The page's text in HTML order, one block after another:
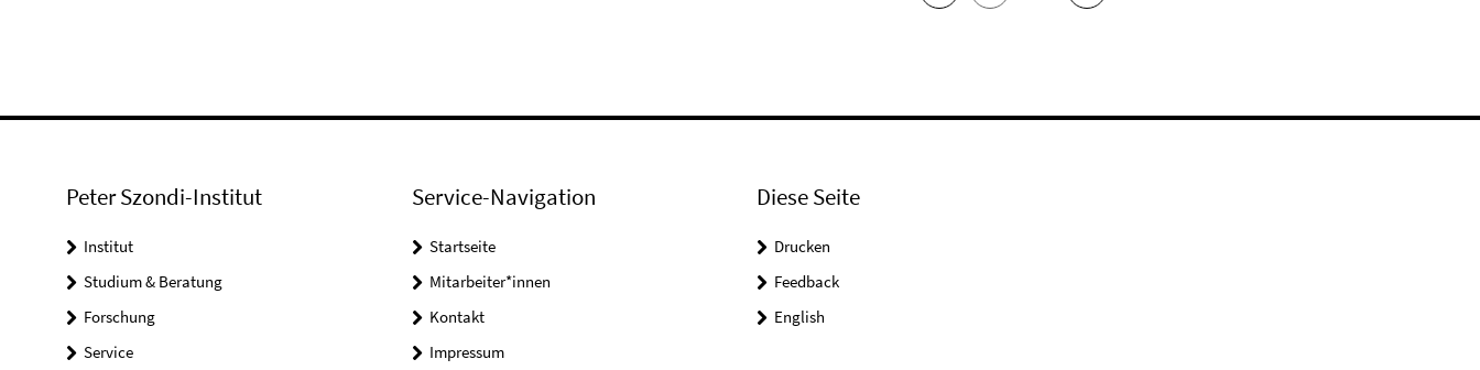
Peter Szondi-Institut
Institut
Studium & Beratung
Forschung
Service
Service-Navigation
Startseite
Mitarbeiter*innen
Kontakt
Impressum
Diese Seite
Drucken
Feedback
English